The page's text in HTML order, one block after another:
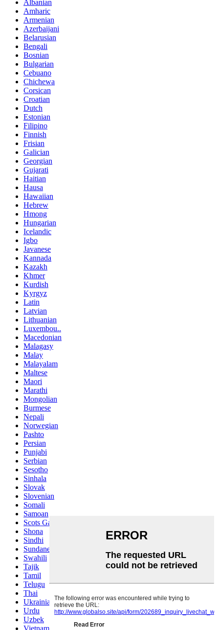
Albanian
Amharic
Armenian
Azerbaijani
Belarusian
Bengali
Bosnian
Bulgarian
Cebuano
Chichewa
Corsican
Croatian
Dutch
Estonian
Filipino
Finnish
Frisian
Galician
Georgian
Gujarati
Haitian
Hausa
Hawaiian
Hebrew
Hmong
Hungarian
Icelandic
Igbo
Javanese
Kannada
Kazakh
Khmer
Kurdish
Kyrgyz
Latin
Latvian
Lithuanian
Luxembou..
Macedonian
Malagasy
Malay
Malayalam
Maltese
Maori
Marathi
Mongolian
Burmese
Nepali
Norwegian
Pashto
Persian
Punjabi
Serbian
Sesotho
Sinhala
Slovak
Slovenian
Somali
Samoan
Scots Gaelic
Shona
Sindhi
Sundanese
Swahili
Tajik
Tamil
Telugu
Thai
Ukrainian
Urdu
Uzbek
Vietnamese